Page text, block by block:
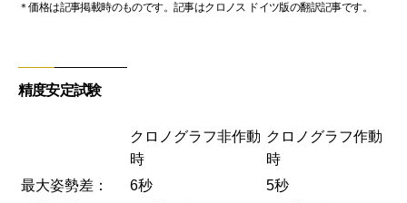
＊価格は記事掲載時のものです。記事はクロノス ドイツ版の翻訳記事です。
精度安定試験
クロノグラフ非作動
時
クロノグラフ作動
時
最大姿勢差：
6秒
5秒